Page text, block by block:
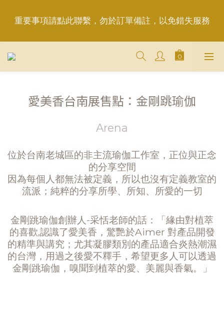
重要事項請點此聯繫，勿於訂單備註，以免錯失服務
重要事項請點此聯繫，勿於訂單備註，以免錯失服務
平日6:50前完成訂購，現貨品當日發貨｜訂單「已確
＋LINE好友折價100元✅歡迎LINE：＠aimershine
上班時間內專人回覆(WhatsAPP已停用，請LINE,
愛美香台南展售點：金剛跳瑜伽
Arena
位於台南老城區的非主流瑜伽工作室，正位與正念
的分享空間
因為每個人都無法被定義，所以也沒有定義教室的
流派；純粹的分享所學、所知、所愛的一切
金剛跳瑜伽創辦人-采恬老師的話：「緣由對植萃
的喜歡,認識了愛美香，驚艷於Aimer 對產品開發
的精準與講究；尤其凝膠類別的產品適合炎熱潮濕
的台灣，用過之後愛不釋手，希望更多人可以透過
金剛跳瑜伽，嗅聞到植萃的愛、美麗與香氣。」